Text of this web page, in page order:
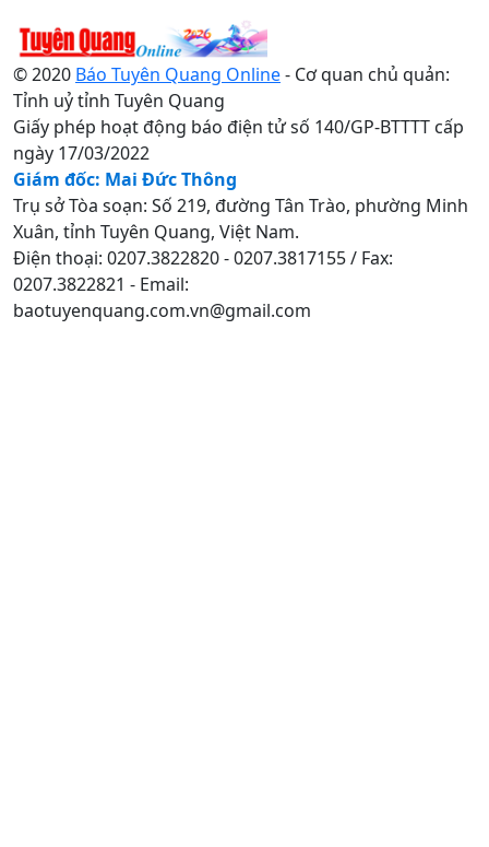
© 2020 Báo Tuyên Quang Online- Cơ quan chủ quản:
Tỉnh uỷ tỉnh Tuyên Quang
Giấy phép hoạt động báo điện tử số 140/GP-BTTTT cấp
ngày 17/03/2022
Giám đốc: Mai Đức Thông
Trụ sở Tòa soạn: Số 219, đường Tân Trào, phường Minh
Xuân, tỉnh Tuyên Quang, Việt Nam.
Điện thoại: 0207.3822820 - 0207.3817155 / Fax:
0207.3822821 - Email:
baotuyenquang.com.vn@gmail.com